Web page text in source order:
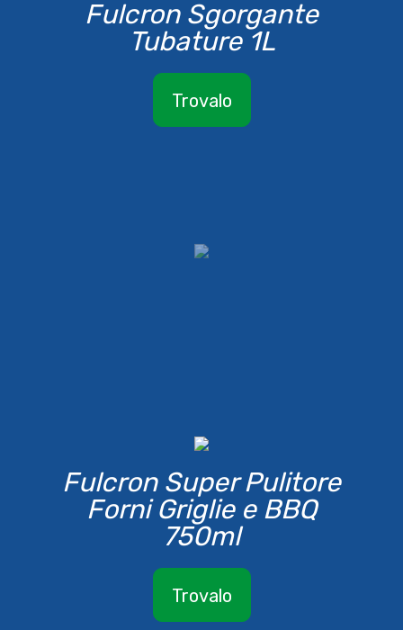
Fulcron Sgorgante
Tubature 1L
Trovalo
Fulcron Super Pulitore
Forni Griglie e BBQ
750ml
Trovalo